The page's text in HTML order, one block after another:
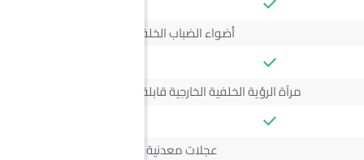
أضواء الضباب الخلفية
مرآة الرؤية الخلفية الخارجية قابلة للتعديل كهربائياً
عجلات معدنية